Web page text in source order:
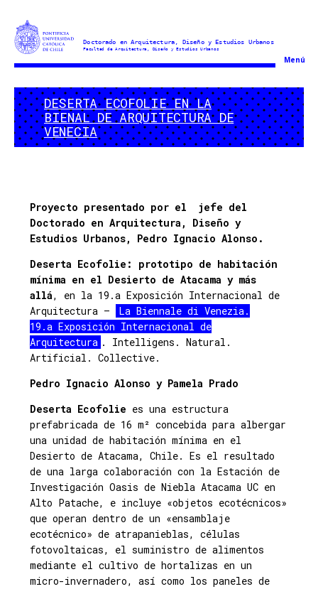
Doctorado
Arquitectura
y
Estudios
Urbanos
Menú
DESERTA ECOFOLIE EN LA
BIENAL DE ARQUITECTURA DE
VENECIA
Proyecto presentado por el jefe del
Doctorado en Arquitectura, Diseño y
Estudios Urbanos, Pedro Ignacio Alonso.
Deserta Ecofolie: prototipo de habitación
mínima en el Desierto de Atacama y más
allá, en la 19.a Exposición Internacional de
Arquitectura –
La Biennale di Venezia.
19.a Exposición Internacional de
Arquitectura . Intelligens. Natural.
Artificial. Collective.
Pedro Ignacio Alonso y Pamela Prado
Deserta Ecofolie es una estructura
prefabricada de 16 m² concebida para albergar
una unidad de habitación mínima en el
Desierto de Atacama, Chile. Es el resultado
de una larga colaboración con la Estación de
Investigación Oasis de Niebla Atacama UC en
Alto Patache, e incluye «objetos ecotécnicos»
que operan dentro de un «ensamblaje
ecotécnico» de atrapanieblas, células
fotovoltaicas, el suministro de alimentos
mediante el cultivo de hortalizas en un
micro-invernadero, así como los paneles de